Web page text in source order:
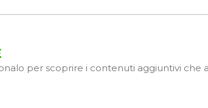
per scoprire i contenuti aggiuntivi